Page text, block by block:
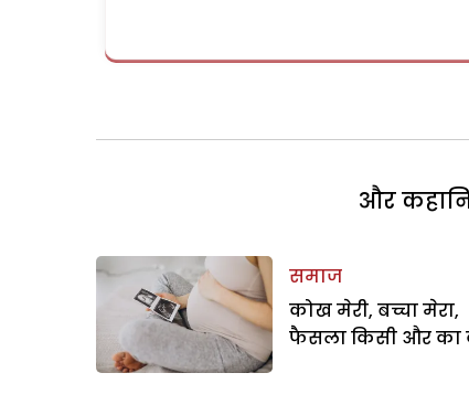
और
समाज
कोख मेरी, बच्चा मेरा,
फैसला किसी और का